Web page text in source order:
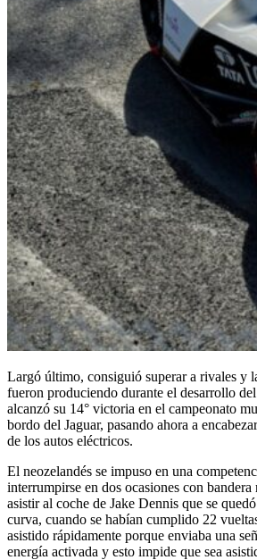
Largó último, consiguió superar a rivales y
fueron produciendo durante el desarrollo
alcanzó su 14° victoria en el campeonato
bordo del Jaguar, pasando ahora a
de los autos eléctricos.
El neozelandés se impuso en una
interrumpirse en dos ocasiones con
asistir al coche de Jake Dennis que se
curva, cuando se habían cumplido 22
asistido rápidamente porque enviaba una
energía activada y esto impide que sea